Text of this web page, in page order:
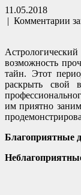
11.05.2018
| Комментарии
возможность
тайн. Этот
раскрыть свой
им приятно
Благоприятные